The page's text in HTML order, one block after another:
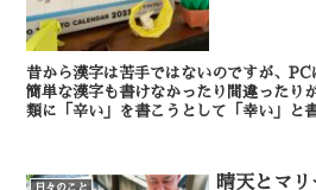
昔から漢字は苦手ではないのですが、PC
簡単な漢字も書けなかったり間違ったりが多
類に「辛い」を書こうとして「幸い」と
日々のこと 晴天とマ